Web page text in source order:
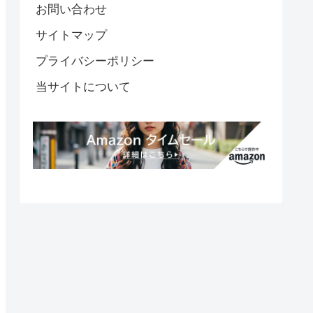
お問い合わせ
サイトマップ
プライバシーポリシー
当サイトについて